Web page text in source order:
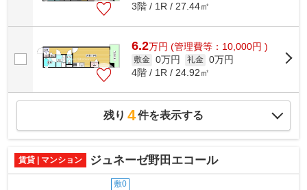
3階 / 1R / 27.44㎡
6.2万円 (管理費等：10,000円 )
敷金 0万円 礼金 0万円
4階 / 1R / 24.92㎡
残り 4件を表示する
賃貸 | マンション ジュネーゼ野田エコール
敷0